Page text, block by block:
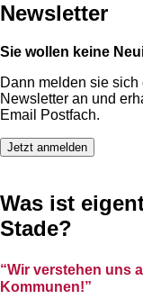
Newsletter
Sie wollen keine
Dann melden sie
Newsletter an und
Email Postfach.
Jetzt anmelden
Was ist
Stade?
“Wir verstehen uns
Kommunen!”